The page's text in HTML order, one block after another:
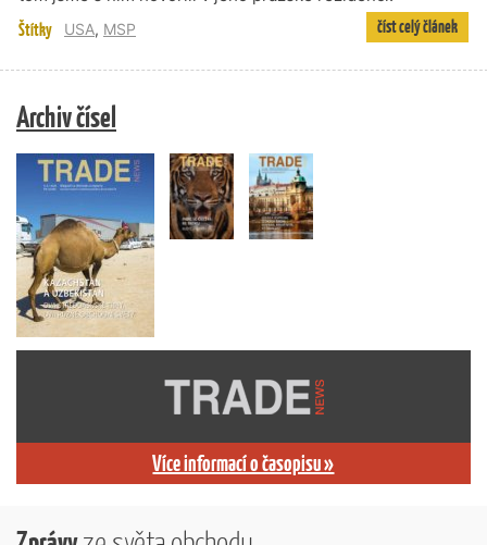
Štítky USA, MSP číst celý článek
Archiv čísel
Více informací o časopisu »